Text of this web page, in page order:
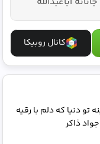
کانال روبیکا
تو دنیا که دلم با رقیه
ذاکر